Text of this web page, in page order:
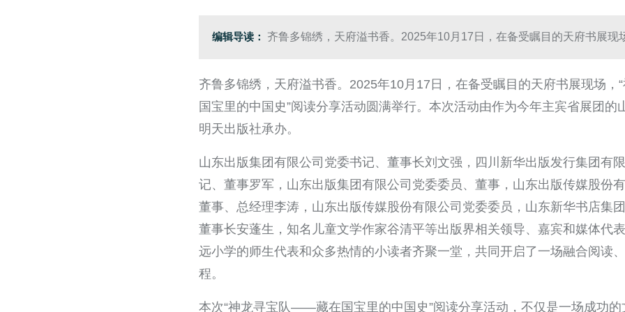
编辑导读： 齐鲁多锦绣，天府溢书香。2025年10月17日，在备受瞩目的天府书展现
齐鲁多锦绣，天府溢书香。2025年10月17日，在备受瞩目的天府书展现场
国宝里的中国史”阅读分享活动圆满举行。本次活动由作为今年主宾省展团的
明天出版社承办。
山东出版集团有限公司党委书记、董事长刘文强，四川新华出版发行集团有
记、董事罗军，山东出版集团有限公司党委委员、董事，山东出版传媒股份
董事、总经理李涛，山东出版传媒股份有限公司党委委员，山东新华书店集
董事长安蓬生，知名儿童文学作家谷清平等出版界相关领导、嘉宾和媒体代
远小学的师生代表和众多热情的小读者齐聚一堂，共同开启了一场融合阅读
程。
本次“神龙寻宝队——藏在国宝里的中国史”阅读分享活动，不仅是一场成功